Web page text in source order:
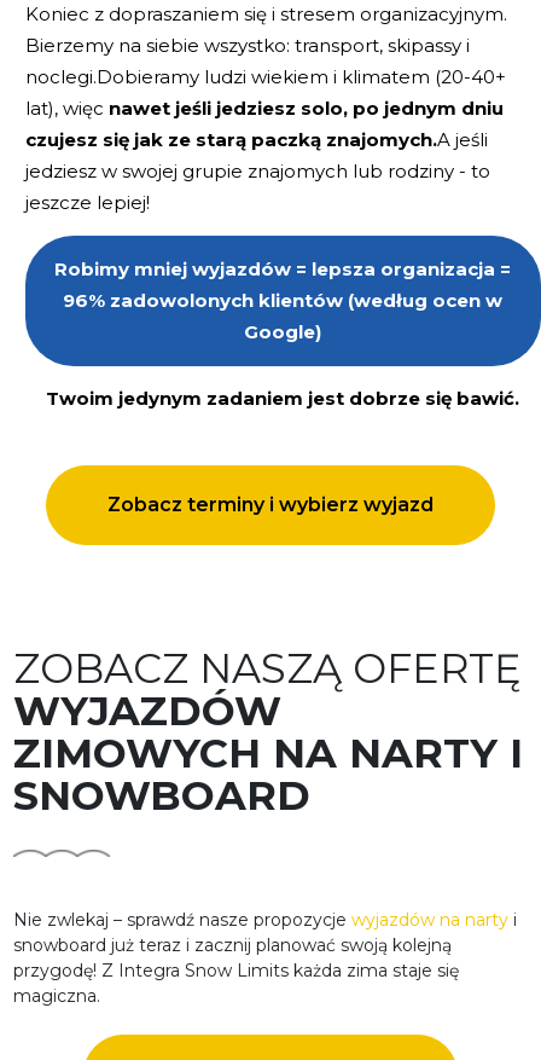
Koniec z dopraszaniem się i stresem organizacyjnym.
Bierzemy na siebie wszystko: transport, skipassy i
noclegi.Dobieramy ludzi wiekiem i klimatem (20-40+
lat), więc nawet jeśli jedziesz solo, po jednym dniu
czujesz się jak ze starą paczką znajomych.A jeśli
jedziesz w swojej grupie znajomych lub rodziny - to
jeszcze lepiej!
Robimy mniej wyjazdów = lepsza organizacja =
96% zadowolonych klientów (według ocen w
Google)
Twoim jedynym zadaniem jest dobrze się bawić.
Zobacz terminy i wybierz wyjazd
ZOBACZ NASZĄ OFERTĘ
WYJAZDÓW
ZIMOWYCH NA NARTY I
SNOWBOARD
Nie zwlekaj – sprawdź nasze propozycje wyjazdów na nartyi
snowboard już teraz i zacznij planować swoją kolejną
przygodę! Z Integra Snow Limits każda zima staje się
magiczna.